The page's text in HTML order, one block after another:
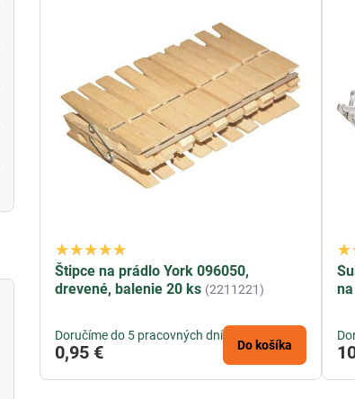
Štipce na prádlo York 096050,
drevené, balenie 20 ks (2211221)
Doručíme do 5 pracovných dní
0,95 € Do košíka